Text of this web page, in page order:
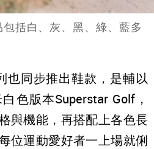
括白、灰、黑、綠、藍多
也同步推出鞋款，是輔以
色版本Superstar Golf，
與機能，再搭配上各色長
位運動愛好者一上場就俐